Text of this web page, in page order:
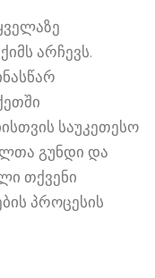
არჩევს.
საუკეთესო
გუნდი და
თქვენი
პროცესის